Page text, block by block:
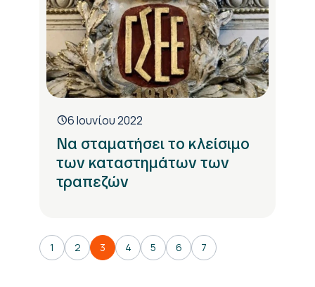
6 Ιουνίου 2022
Να σταματήσει το κλείσιμο
των καταστημάτων των
τραπεζών
1 2 3 4 5 6 7